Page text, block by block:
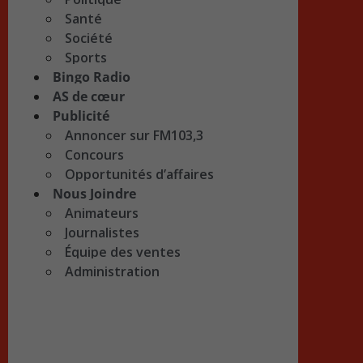
Santé
Société
Sports
Bingo Radio
AS de cœur
Publicité
Annoncer sur FM103,3
Concours
Opportunités d’affaires
Nous Joindre
Animateurs
Journalistes
Équipe des ventes
Administration